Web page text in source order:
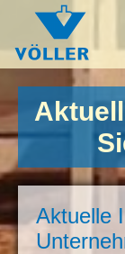
Aktuelle